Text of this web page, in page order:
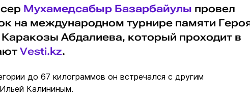
Мухамедсабыр Базарбайулы провел
на международном турнире памяти
Абдалиева, который проходит в
Vesti.kz.
до 67 килограммов он встречался с другим
Калининым.